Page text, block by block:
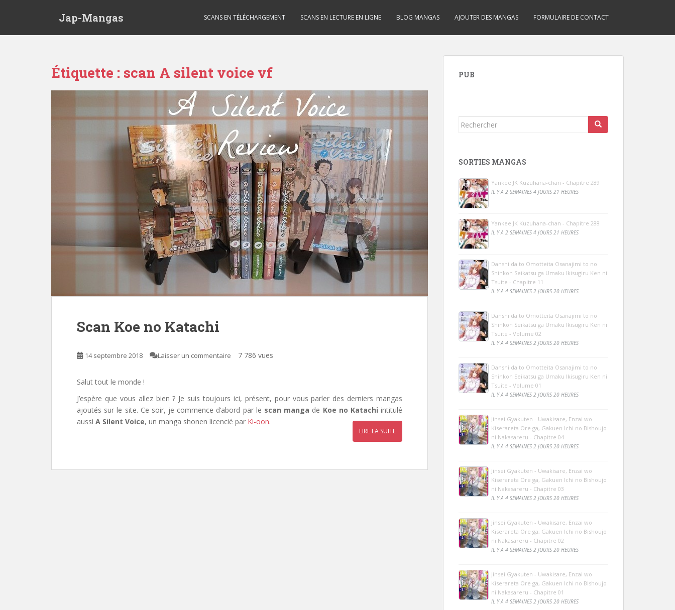
Jap-Mangas SCANS EN TÉLÉCHARGEMENT SCANS EN LECTURE EN LIGNE BLOG MANGAS AJOUTER DES MANGAS FORMULAIRE DE CONTACT
Étiquette : scan A silent voice vf
Scan Koe no Katachi
14 septembre 2018 Laisser un commentaire 7 786 vues
Salut tout le monde !
J’espère que vous allez bien ? Je suis toujours ici, présent, pour vous parler des derniers mangas
ajoutés sur le site. Ce soir, je commence d’abord par le scan manga de Koe no Katachi intitulé
aussi A Silent Voice, un manga shonen licencié par Ki-oon.
LIRE LA SUITE
PUB
Rechercher...
SORTIES MANGAS
Yankee JK Kuzuhana-chan - Chapitre 289
IL Y A 2 SEMAINES 4 JOURS 21 HEURES
Yankee JK Kuzuhana-chan - Chapitre 288
IL Y A 2 SEMAINES 4 JOURS 21 HEURES
Danshi da to Omotteita Osanajimi to no
Shinkon Seikatsu ga Umaku Ikisugiru Ken ni
Tsuite - Chapitre 11
IL Y A 4 SEMAINES 2 JOURS 20 HEURES
Danshi da to Omotteita Osanajimi to no
Shinkon Seikatsu ga Umaku Ikisugiru Ken ni
Tsuite - Volume 02
IL Y A 4 SEMAINES 2 JOURS 20 HEURES
Danshi da to Omotteita Osanajimi to no
Shinkon Seikatsu ga Umaku Ikisugiru Ken ni
Tsuite - Volume 01
IL Y A 4 SEMAINES 2 JOURS 20 HEURES
Jinsei Gyakuten - Uwakisare, Enzai wo
Kiserareta Ore ga, Gakuen Ichi no Bishoujo
ni Nakasareru - Chapitre 04
IL Y A 4 SEMAINES 2 JOURS 20 HEURES
Jinsei Gyakuten - Uwakisare, Enzai wo
Kiserareta Ore ga, Gakuen Ichi no Bishoujo
ni Nakasareru - Chapitre 03
IL Y A 4 SEMAINES 2 JOURS 20 HEURES
Jinsei Gyakuten - Uwakisare, Enzai wo
Kiserareta Ore ga, Gakuen Ichi no Bishoujo
ni Nakasareru - Chapitre 02
IL Y A 4 SEMAINES 2 JOURS 20 HEURES
Jinsei Gyakuten - Uwakisare, Enzai wo
Kiserareta Ore ga, Gakuen Ichi no Bishoujo
ni Nakasareru - Chapitre 01
IL Y A 4 SEMAINES 2 JOURS 20 HEURES